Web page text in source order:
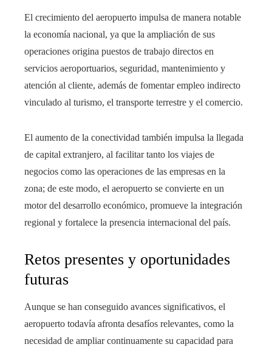
El crecimiento del aeropuerto impulsa de manera notable
la economía nacional, ya que la ampliación de sus
operaciones origina puestos de trabajo directos en
servicios aeroportuarios, seguridad, mantenimiento y
atención al cliente, además de fomentar empleo indirecto
vinculado al turismo, el transporte terrestre y el comercio.
El aumento de la conectividad también impulsa la llegada
de capital extranjero, al facilitar tanto los viajes de
negocios como las operaciones de las empresas en la
zona; de este modo, el aeropuerto se convierte en un
motor del desarrollo económico, promueve la integración
regional y fortalece la presencia internacional del país.
Retos presentes y oportunidades
futuras
Aunque se han conseguido avances significativos, el
aeropuerto todavía afronta desafíos relevantes, como la
necesidad de ampliar continuamente su capacidad para